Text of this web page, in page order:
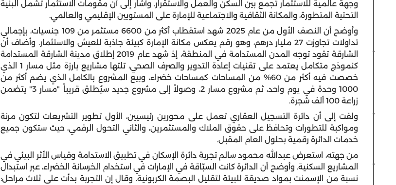
وجهة عالمية للاستثمار تجمع بين السكن والعمل والاستقرار. وأشار إلى أن مقومات الاستثمار تشمل البنية
التحتية المتطورة، والمكانة الثقافية والاجتماعية للإمارة على المستويين الإقليمي والعالمي.
وأوضح أن النصف الأول من عام 2025 شهد استقطاب أكثر من 6600 مستثمر من 109 جنسيات، بإجمالي
تداولات تجاوزت 27 مليار درهم، وهو رقم يعكس مكانة الإمارة كبيئة جاذبة للعيش والاستثمار. وأضاف أن
الشارقة تقود توجه المدن المستدامة في المنطقة، إذ شهد عام 2019 إطلاق مدينة الشارقة المستدامة
كنموذج متكامل يعتمد على تقنيات إعادة التدوير والصرف الصحي، تلتها مشاريع بارزة مثل مسار 1 الذي
خصصت فيه أكثر من 60% من المساحات كمساحات خضراء، وبيع المشروع بالكامل الذي يضم أكثر من
1000 وحدة في يوم واحد، ثم مشروع مسار 2، وصولاً إلى مشروع جديد سيُطلق قريباً "مسار 3" يتضمن
زراعة 100 ألف شجرة.
ولفت إلى أن دائرة التسجيل العقاري تعمل على محورين رئيسيين، الأول تطوير التشريعات لتكون مرنة
ومواكبة للتطورات وتحافظ على حقوق الملاك والمستثمرين، والثاني التحول الرقمي، حيث ستكون جميع
خدمات الدائرة رقمية بحلول العام المقبل.
من جهته، استعرض عبدالله محمود سالم تجربة دائرة الإسكان في تطبيق الاستدامة وقياس الأثر البيئي في
المشاريع السكنية. وأوضح أن الدائرة كانت السبّاقة في الإمارات في استخدام الخرسانة الخضراء، عبر استبدال
نسبة من الإسمنت بمواد صديقة للبيئة لتقليل البصمة الكربونية. وقال إن التجربة بدأت على ثلاث مراحل: